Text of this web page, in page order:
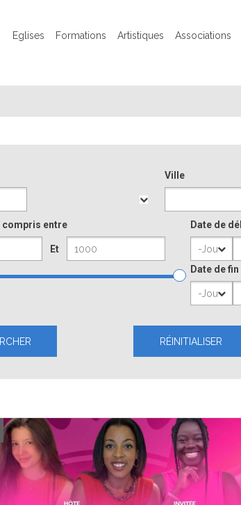
Menu principal
Eglises Formations Artistiques Associations
Ville
compris entre
Et
Date de
Jour
Date de fin
Jour